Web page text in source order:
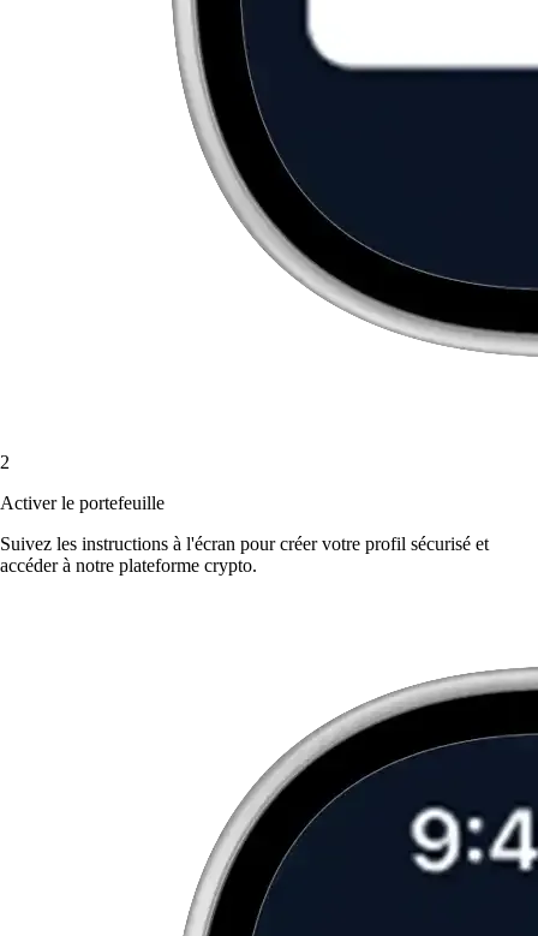
2
Activer le portefeuille
Suivez les instructions à l'écran pour créer votre profil sécurisé et
accéder à notre plateforme crypto.